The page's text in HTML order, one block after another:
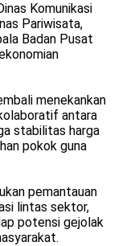
Komunikasi
Pariwisata,
Badan Pusat
menekankan
antara
stabilitas harga
pokok guna
pemantauan
lintas sektor,
potensi gejolak